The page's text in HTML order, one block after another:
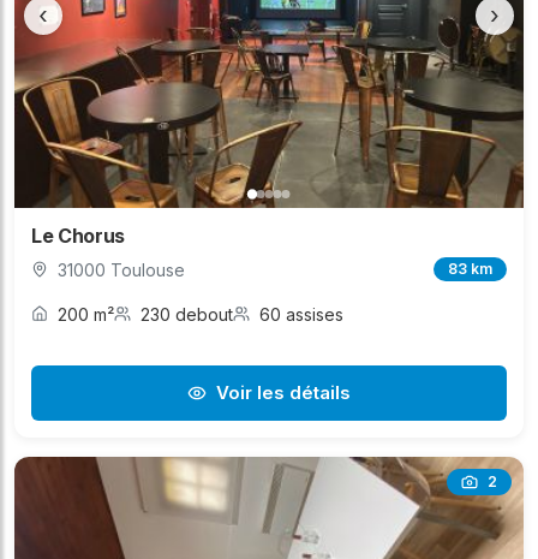
‹ ›
Le Chorus
31000 Toulouse 83 km
200 m² 230 debout 60 assises
Voir les détails
2